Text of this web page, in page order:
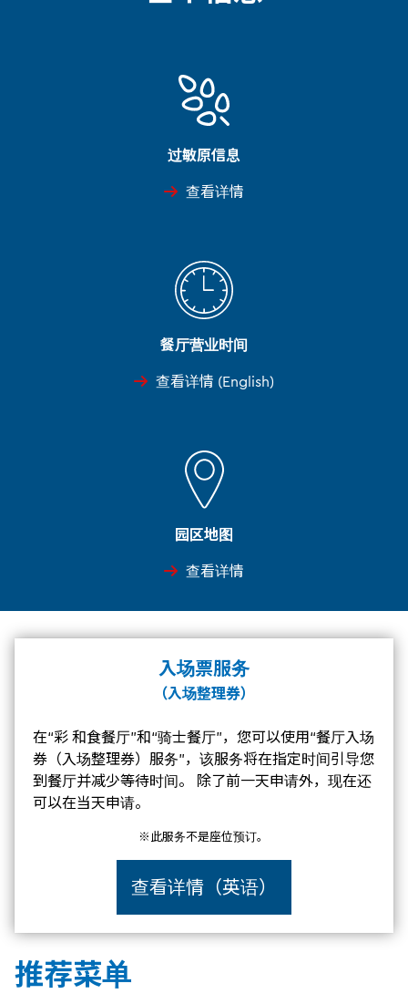
过敏原信息
查看详情
餐厅营业时间
查看详情 (English)
园区地图
查看详情
入场票服务
（入场整理券）
在“彩 和食餐厅”和“骑士餐厅”，您可以使用“餐厅入场
券（入场整理券）服务”，该服务将在指定时间引导您
到餐厅并减少等待时间。 除了前一天申请外，现在还
可以在当天申请。
※此服务不是座位预订。
查看详情（英语）
推荐菜单